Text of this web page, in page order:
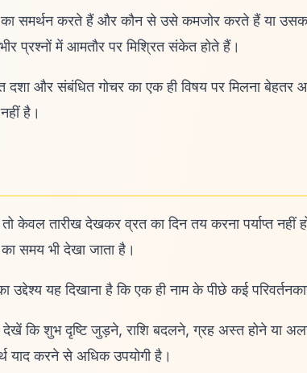
का समर्थन करते हैं और कौन से उसे कमजोर करते हैं या
प्रश्नों में आमतौर पर मिश्रित संकेत होते हैं।
और संबंधित गोचर का एक ही विषय पर मिलना बेहतर
है।
तो केवल तारीख देखकर व्रत का दिन तय करना पर्याप्त
का समय भी देखा जाता है।
उद्देश्य यह दिखाना है कि एक ही नाम के पीछे कई
कि शुभ दृष्टि जुड़ने, राशि बदलने, ग्रह अस्त होने या
याद करने से अधिक उपयोगी है।